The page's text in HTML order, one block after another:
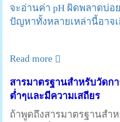
จะอ่านค่า pH ผิดพลาดบ่อ
ปัญหาทั้งหลายเหล่านี้อาจ
Read more
สารมาตรฐานสำหรับวัดก
ต่ำๆและมีความเสถียร
ถ้าพูดถึงสารมาตรฐานสำ